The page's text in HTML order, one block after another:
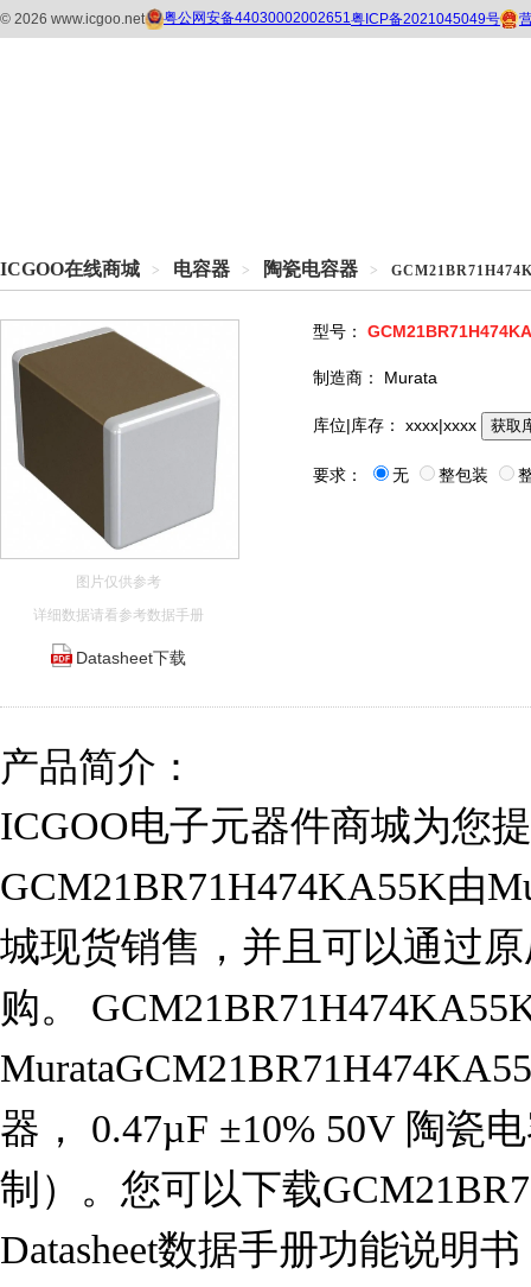
ICGOO在线商城 > 电容器 > 陶瓷电容器 >
图片仅供参考
详细数据请看参考数据手册
Datasheet下载
型号：
制造商： Murata
库位|库存： xxxx|xxxx 获取
要求： 无 整包装
产品简介：
ICGOO电子元器件商城为您
GCM21BR71H474KA55K由
城现货销售，并且可以通过
购。
器， 0.47µF ±10% 50V 陶瓷
制）。您可以下载
Datasheet数据手册功能说明